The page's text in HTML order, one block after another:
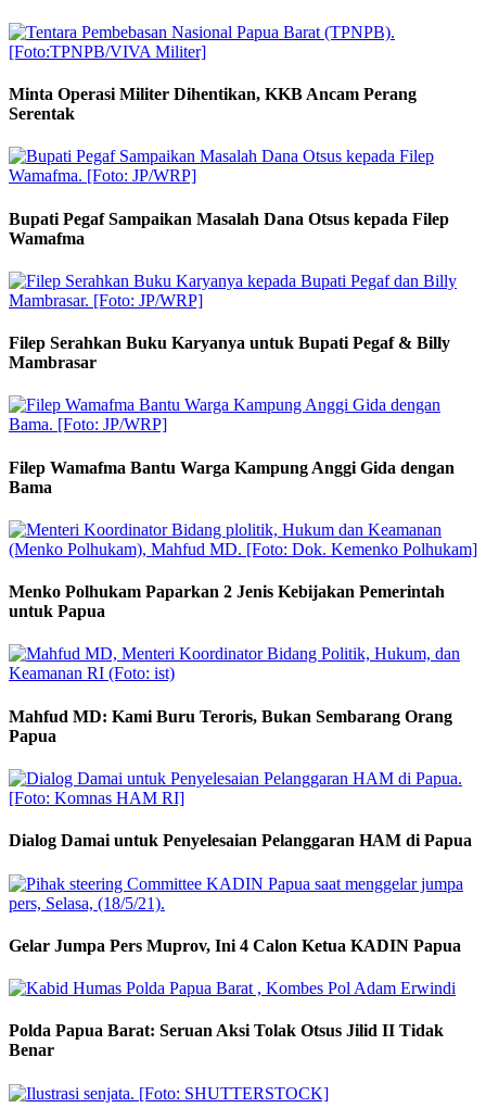
Minta Operasi Militer Dihentikan, KKB Ancam Perang
Serentak
Bupati Pegaf Sampaikan Masalah Dana Otsus kepada Filep
Wamafma
Filep Serahkan Buku Karyanya untuk Bupati Pegaf & Billy
Mambrasar
Filep Wamafma Bantu Warga Kampung Anggi Gida dengan
Bama
Menko Polhukam Paparkan 2 Jenis Kebijakan Pemerintah
untuk Papua
Mahfud MD: Kami Buru Teroris, Bukan Sembarang Orang
Papua
Dialog Damai untuk Penyelesaian Pelanggaran HAM di Papua
Gelar Jumpa Pers Muprov, Ini 4 Calon Ketua KADIN Papua
Polda Papua Barat: Seruan Aksi Tolak Otsus Jilid II Tidak
Benar